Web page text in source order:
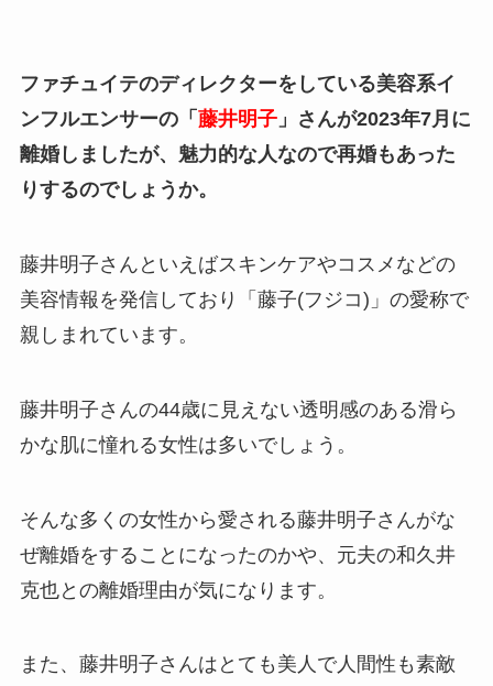
ファチュイテのディレクターをしている美容系イ
ンフルエンサーの「 藤井明子」さんが2023年7月に
離婚しましたが、魅力的な人なので再婚もあった
りするのでしょうか。
藤井明子さんといえばスキンケアやコスメなどの
美容情報を発信しており「藤子(フジコ)」の愛称で
親しまれています。
藤井明子さんの44歳に見えない透明感のある滑ら
かな肌に憧れる女性は多いでしょう。
そんな多くの女性から愛される藤井明子さんがな
ぜ離婚をすることになったのかや、元夫の和久井
克也との離婚理由が気になります。
また、藤井明子さんはとても美人で人間性も素敵